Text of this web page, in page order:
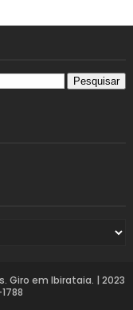
Giro em Ibirataia. | 2023